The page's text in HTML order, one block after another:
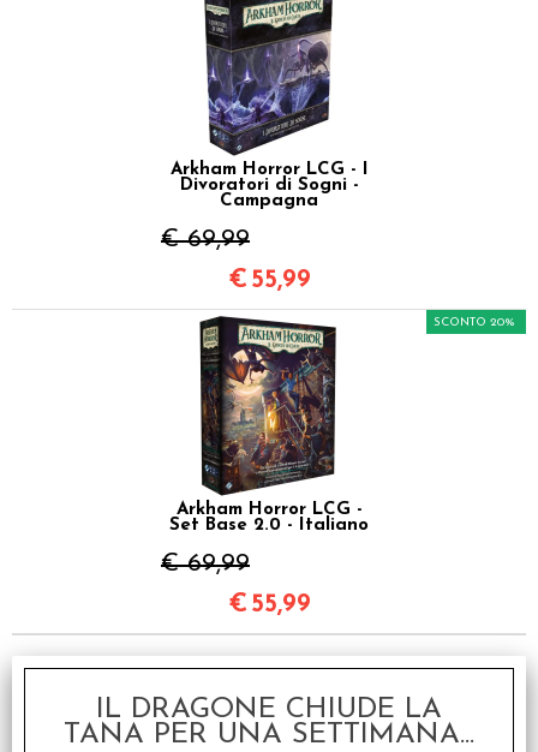
Arkham Horror LCG - I
Divoratori di Sogni -
Campagna
€ 69,99
€ 55,99
Arkham Horror LCG -
Set Base 2.0 - Italiano
€ 69,99
SCONTO 20%
€ 55,99
prodotto, hanno scelto anche questi
IL DRAGONE CHIUDE LA
TANA PER UNA SETTIMANA...